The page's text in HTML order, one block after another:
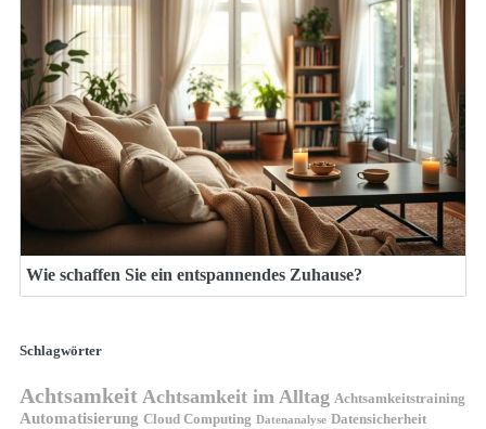
Wie schaffen Sie ein entspannendes Zuhause?
Schlagwörter
Achtsamkeit Achtsamkeit im Alltag Achtsamkeitstraining
Automatisierung Cloud Computing Datenanalyse Datensicherheit